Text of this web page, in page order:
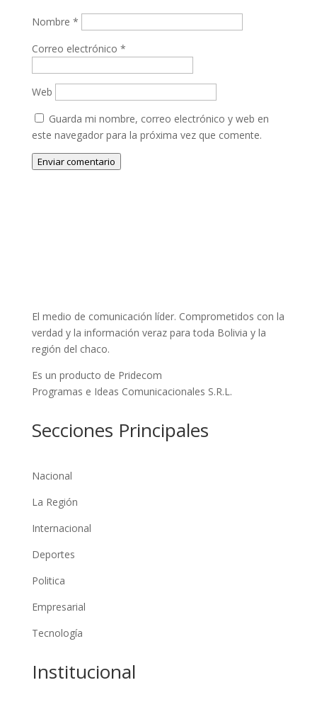
Nombre *
Correo electrónico *
Web
Guarda mi nombre, correo electrónico y web en
este navegador para la próxima vez que comente.
Enviar comentario
El medio de comunicación líder. Comprometidos con la
verdad y la información veraz para toda Bolivia y la
región del chaco.
Es un producto de Pridecom
Programas e Ideas Comunicacionales S.R.L.
Secciones Principales
Nacional
La Región
Internacional
Deportes
Politica
Empresarial
Tecnología
Institucional